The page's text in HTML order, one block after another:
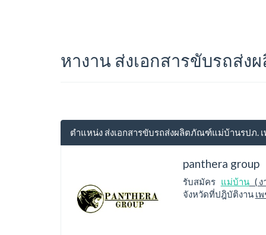
หางาน ส่งเอกสารขับรถส่
ตำแหน่ง ส่งเอกสารขับรถส่งผลิตภัณฑ์แม่บ้านรปภ.
panthera group
รับสมัคร แม่บ้าน( ง
จังหวัดที่ปฎิบัติงาน เ